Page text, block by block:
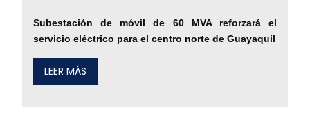
Subestación de móvil de 60 MVA reforzará el
servicio eléctrico para el centro norte de Guayaquil
LEER MÁS